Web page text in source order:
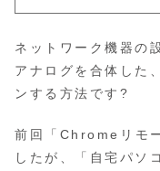
ネットワーク機器の
アナログを合体した
ンする方法です?
前回「Chromeリモ
したが、「自宅パソ